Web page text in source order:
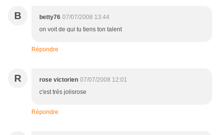
B betty76 07/07/2008 13:44
on voit de qui tu tiens ton talent
Répondre
R rose victorien 07/07/2008 12:01
c'est trés jolisrose
Répondre